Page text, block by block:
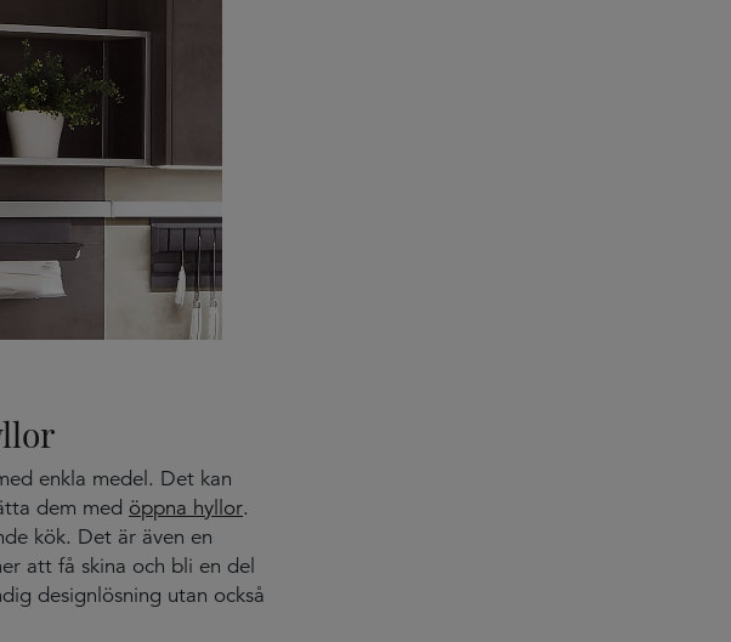
enkla medel. Det kan
dem med öppna hyllor.
kök. Det är även en
att få skina och bli en del
designlösning utan också